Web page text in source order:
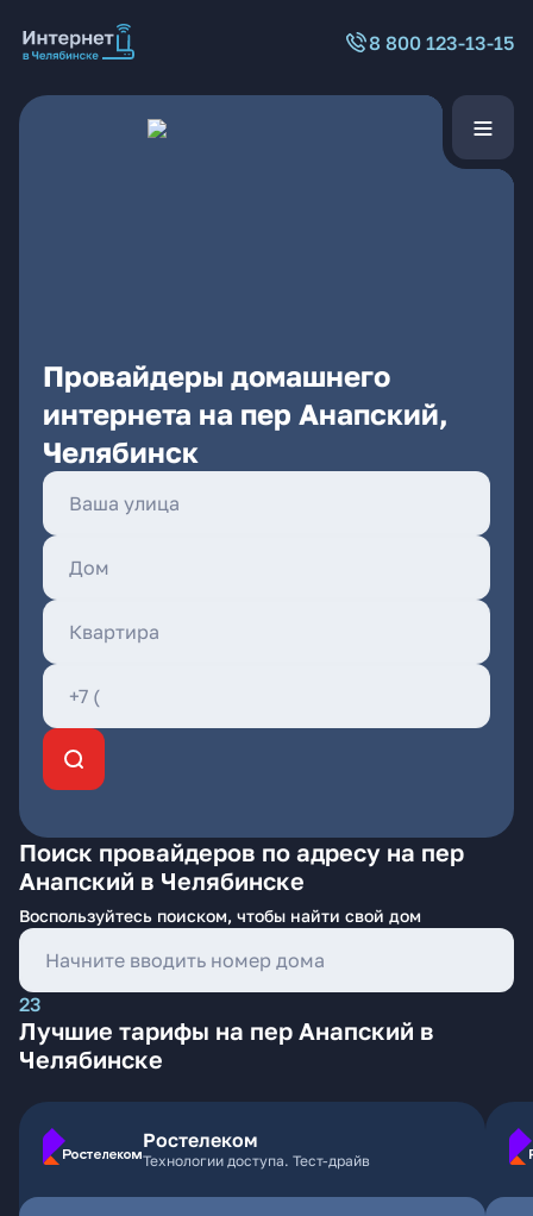
8 800 123-13-15
Провайдеры домашнего
интернета на пер Анапский,
Челябинск
Поиск провайдеров по адресу на пер
Анапский в Челябинске
Воспользуйтесь поиском, чтобы найти свой дом
23
Лучшие тарифы на пер Анапский в
Челябинске
Ростелеком
Технологии доступа. Тест-драйв